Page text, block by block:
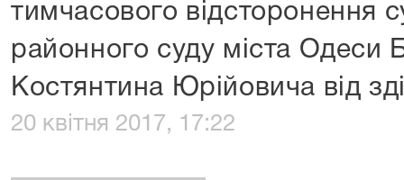
тимчасового відсторонення
районного суду міста Одеси
Костянтина Юрійовича від
20 квітня 2017, 17:22